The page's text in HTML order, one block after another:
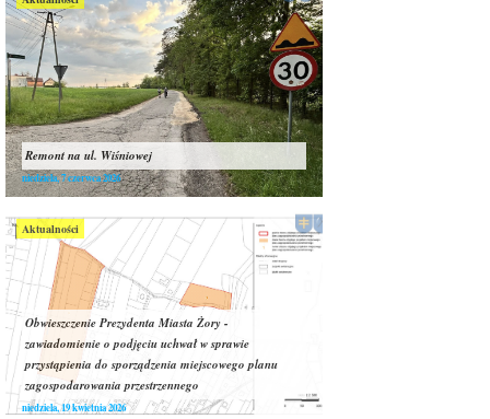
Remont na ul. Wiśniowej
niedziela, 7 czerwca 2026
Aktualności
Obwieszczenie Prezydenta Miasta Żory -
zawiadomienie o podjęciu uchwał w sprawie
przystąpienia do sporządzenia miejscowego planu
zagospodarowania przestrzennego
niedziela, 19 kwietnia 2026